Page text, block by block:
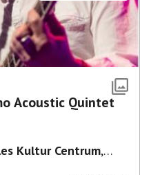
Acoustic Quintet
Kultur Centrum,